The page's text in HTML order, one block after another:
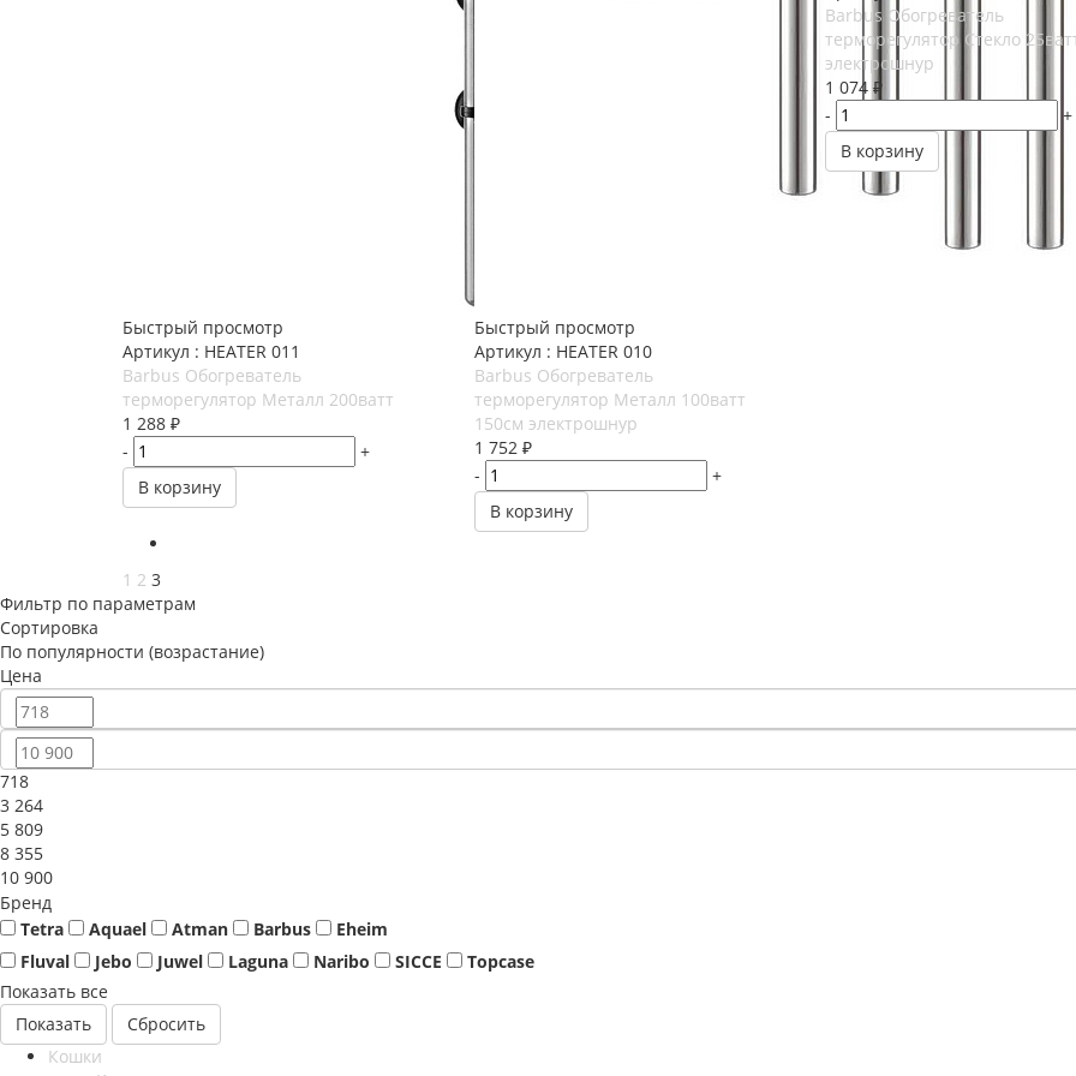
Быстрый просмотр
Артикул : HEATER 011
Barbus Обогреватель
терморегулятор Металл 200ватт
1 288 ₽
-
+
В корзину
Быстрый просмотр
Артикул : HEATER 010
Barbus Обогреватель
терморегулятор Металл 100ватт
150см электрошнур
1 752₽
-
+
В корзину
Barbus Обогреватель
терморегулятор Стекло
электрошнур
1 074 ₽
-
+
В корзину
1 2 3
Фильтр по параметрам
Сортировка
По популярности (возрастание)
Цена
718
3 264
5 809
8 355
10 900
Бренд
Tetra
Aquael Atman Barbus
Eheim
Fluval
Jebo Juwel Laguna Naribo SICCE
Topcase
Показать все
Сбросить
Кошки